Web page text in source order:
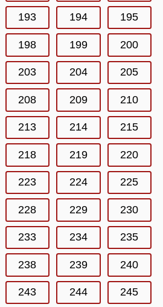
193 194 195
198 199 200
203 204 205
208 209 210
213 214 215
218 219 220
223 224 225
228 229 230
233 234 235
238 239 240
243 244 245